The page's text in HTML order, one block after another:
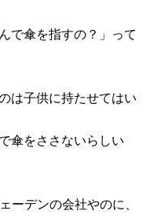
で傘を指すの？」って
は子供に持たせてはい
傘をささないらしい
ーデンの会社やのに、